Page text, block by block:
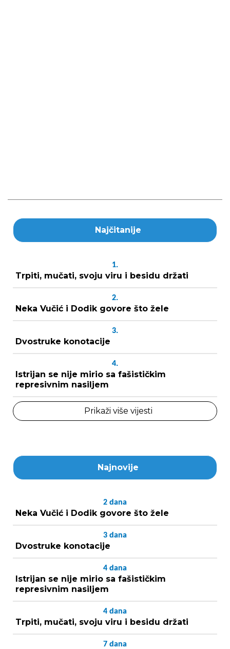
Najčitanije
1.
Trpiti, mučati, svoju viru i besidu držati
2.
Neka Vučić i Dodik govore što žele
3.
Dvostruke konotacije
4.
Istrijan se nije mirio sa fašističkim
represivnim nasiljem
Prikaži više vijesti
Najnovije
2 dana
Neka Vučić i Dodik govore što žele
3 dana
Dvostruke konotacije
4 dana
Istrijan se nije mirio sa fašističkim
represivnim nasiljem
4 dana
Trpiti, mučati, svoju viru i besidu držati
7 dana